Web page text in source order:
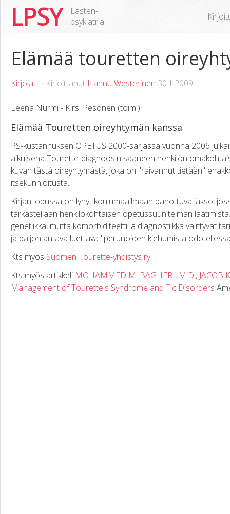
LPSY
Lasten-
psykiatria
Elämää touretten
Kirjoja — Kirjoittanut Hannu Westerinen 30.1.2009
Leena Nurmi - Kirsi Pesonen (toim.):
Elämää Touretten oireyhtymän kanssa
PS-kustannuksen OPETUS 2000-sarjassa vuonna 2006
aikuisena Tourette-diagnoosin saaneen henkilön
kuvan tästä oireyhtymästä, joka on "raivannut tietään"
itsekunnioitusta.
Kirjan lopussa on lyhyt koulumaailmaan panottuva jakso,
tarkastellaan henkilökohtaisen opetussuunitelman
genetiikka, mutta komorbiditeetti ja diagnostiikka välittyvät
ja paljon antava luettava "perunoiden kiehumista
Kts myös Suomen Tourette-yhdistys ry
Kts myös artikkeli MOHAMMED M. BAGHERI, M.D., JACOB
Management of Tourette's Syndrome and Tic Disorders